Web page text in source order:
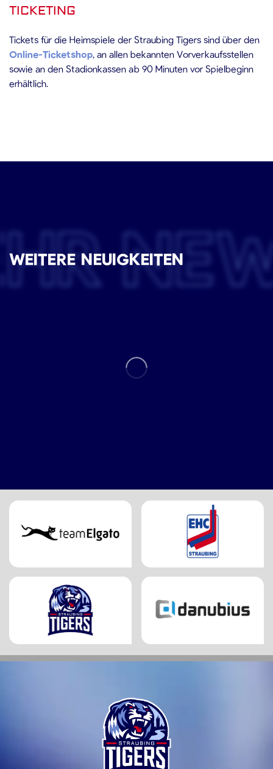
TICKETING
Tickets für die Heimspiele der Straubing Tigers sind über den
Online-Ticketshop, an allen bekannten Vorverkaufsstellen
sowie an den Stadionkassen ab 90 Minuten vor Spielbeginn
erhältlich.
WEITERE NEUIGKEITEN